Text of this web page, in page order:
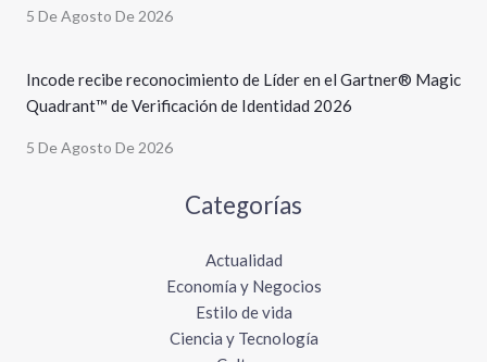
5 De Agosto De 2026
Incode recibe reconocimiento de Líder en el Gartner® Magic
Quadrant™ de Verificación de Identidad 2026
5 De Agosto De 2026
Categorías
Actualidad
Economía y Negocios
Estilo de vida
Ciencia y Tecnología